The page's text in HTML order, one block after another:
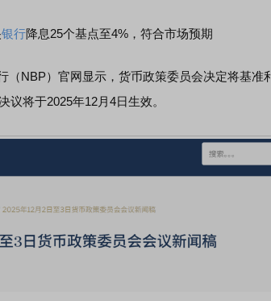
银行降息25个基点至4%，符合市场预期
NBP）官网显示，货币政策委员会决定将基准
议将于2025年12月4日生效。